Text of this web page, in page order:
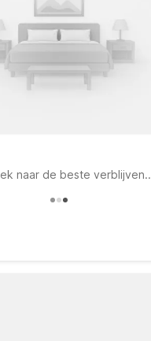
naar de beste verblijven..